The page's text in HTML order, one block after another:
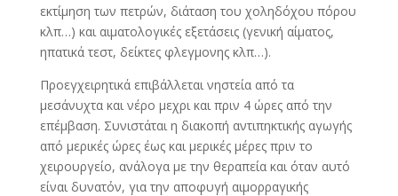
εκτίμηση των πετρών, διάταση του χοληδόχου πόρου
κλπ…) και αιματολογικές εξετάσεις (γενική αίματος,
ηπατικά τεστ, δείκτες φλεγμονης κλπ…).
Προεγχειρητικά επιβάλλεται νηστεία από τα
μεσάνυχτα και νέρο μεχρι και πριν 4 ώρες από την
επέμβαση. Συνιστάται η διακοπή αντιπηκτικής αγωγής
από μερικές ώρες έως και μερικές μέρες πριν το
χειρουργείο, ανάλογα με την θεραπεία και όταν αυτό
είναι δυνατόν, για την αποφυγή αιμορραγικής